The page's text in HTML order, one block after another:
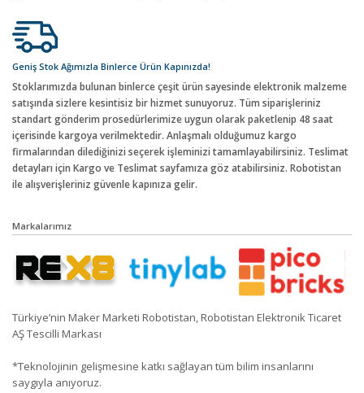
Geniş Stok Ağımızla Binlerce Ürün Kapınızda!
Stoklarımızda bulunan binlerce çeşit ürün sayesinde elektronik malzeme
satışında sizlere kesintisiz bir hizmet sunuyoruz. Tüm siparişleriniz
standart gönderim prosedürlerimize uygun olarak paketlenip 48 saat
içerisinde kargoya verilmektedir. Anlaşmalı olduğumuz kargo
firmalarından dilediğinizi seçerek işleminizi tamamlayabilirsiniz. Teslimat
detayları için Kargo ve Teslimat sayfamıza göz atabilirsiniz. Robotistan
ile alışverişleriniz güvenle kapınıza gelir.
Markalarımız
Türkiye’nin Maker Marketi Robotistan, Robotistan Elektronik Ticaret
AŞ Tescilli Markası
*Teknolojinin gelişmesine katkı sağlayan tüm bilim insanlarını
saygıyla anıyoruz.